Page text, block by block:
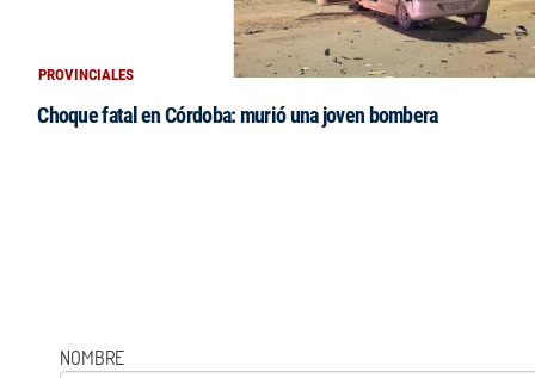
PROVINCIALES
Choque fatal en Córdoba: murió una joven bombera
NOMBRE